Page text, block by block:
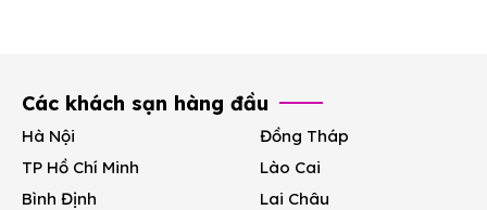
Các khách sạn hàng đầu
Hà Nội
TP Hồ Chí Minh
Bình Định
Đồng Tháp
Lào Cai
Lai Châu